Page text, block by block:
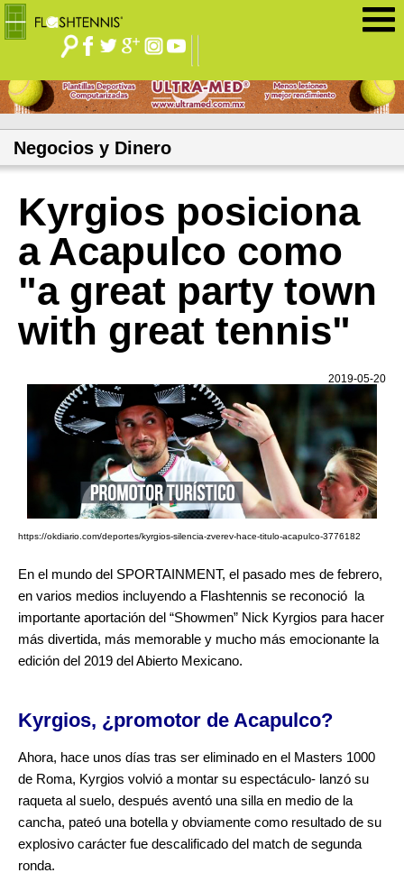
Negocios y Dinero
Kyrgios posiciona
a Acapulco como
"a great party town
with great tennis"
2019-05-20
https://okdiario.com/deportes/kyrgios-silencia-zverev-hace-titulo-acapulco-3776182
En el mundo del SPORTAINMENT, el pasado mes de febrero,
en varios medios incluyendo a Flashtennis se reconoció la
importante aportación del “Showmen” Nick Kyrgios para hacer
más divertida, más memorable y mucho más emocionante la
edición del 2019 del Abierto Mexicano.
Kyrgios, ¿promotor de Acapulco?
Ahora, hace unos días tras ser eliminado en el Masters 1000
de Roma, Kyrgios volvió a montar su espectáculo- lanzó su
raqueta al suelo, después aventó una silla en medio de la
cancha, pateó una botella y obviamente como resultado de su
explosivo carácter fue descalificado del match de segunda
ronda.